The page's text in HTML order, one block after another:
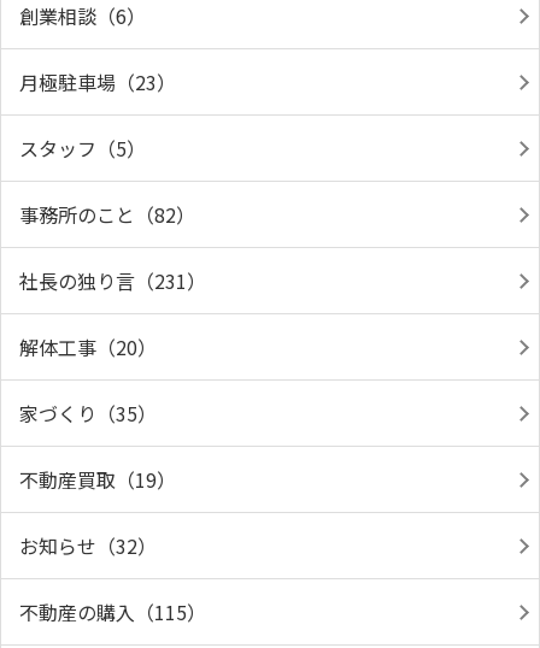
創業相談（6）
月極駐車場（23）
スタッフ（5）
事務所のこと（82）
社長の独り言（231）
解体工事（20）
家づくり（35）
不動産買取（19）
お知らせ（32）
不動産の購入（115）